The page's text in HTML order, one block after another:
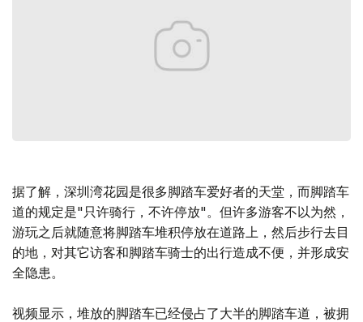
据了解，深圳湾花园是很多脚踏车爱好者的天堂，而脚踏车
道的规定是"只许骑行，不许停放"。但许多游客不以为然，
游玩之后就随意将脚踏车堆积停放在道路上，然后步行去目
的地，对其它访客和脚踏车骑士的出行造成不便，并形成安
全隐患。
视频显示，堆放的脚踏车已经侵占了大半的脚踏车道，被拥